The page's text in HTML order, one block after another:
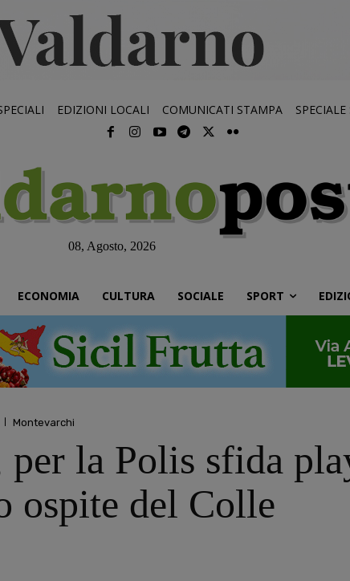
EDIZIONI LOCALI COMUNICATI STAMPA
08, Agosto, 2026
ECONOMIA CULTURA SOCIALE SPORT
Montevarchi
per la Polis sfida
ospite del Colle